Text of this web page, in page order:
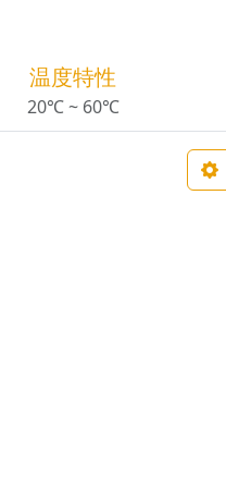
温度特性
20℃ ~ 60℃